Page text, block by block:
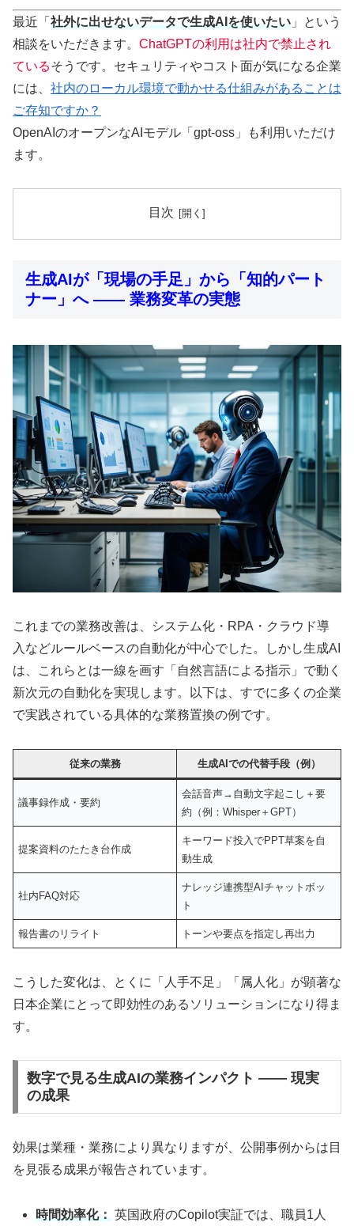
最近「 社外に出せないデータで生成AIを使いたい 」という
相談をいただきます。 ChatGPTの利用は社内で禁止され
ているそうです。セキュリティやコスト面が気になる企業
には、 社内のローカル環境で動かせる仕組みがあることは
ご存知ですか？
OpenAIのオープンなAIモデル「gpt-oss」も利用いただけ
ます。
目次
生成AIが「現場の手足」から「知的パート
ナー」へ ―― 業務変革の実態
これまでの業務改善は、システム化・RPA・クラウド導
入などルールベースの自動化が中心でした。しかし生成AI
は、これらとは一線を画す「自然言語による指示」で動く
新次元の自動化を実現します。以下は、すでに多くの企業
で実践されている具体的な業務置換の例です。
従来の業務 生成AIでの代替手段（例）
議事録作成・要約
会話音声→自動文字起こし＋要
約（例：Whisper＋GPT）
提案資料のたたき台作成
キーワード投入でPPT草案を自
動生成
社内FAQ対応
ナレッジ連携型AIチャットボッ
ト
報告書のリライト トーンや要点を指定し再出力
こうした変化は、とくに「人手不足」「属人化」が顕著な
日本企業にとって即効性のあるソリューションになり得ま
す。
数字で見る生成AIの業務インパクト ―― 現実
の成果
効果は業種・業務により異なりますが、公開事例からは目
を見張る成果が報告されています。
時間効率化： 英国政府のCopilot実証では、職員1人